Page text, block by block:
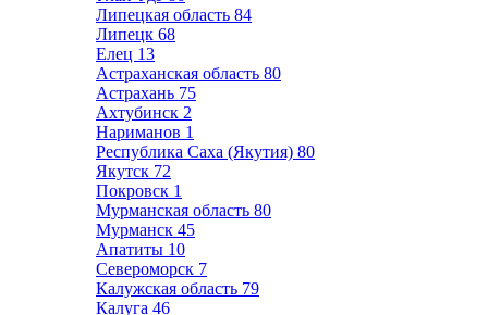
Липецкая область 84
Липецк 68
Елец 13
Астраханская область 80
Астрахань 75
Ахтубинск 2
Нариманов 1
Республика Саха (Якутия) 80
Якутск 72
Покровск 1
Мурманская область 80
Мурманск 45
Апатиты 10
Североморск 7
Калужская область 79
Калуга 46